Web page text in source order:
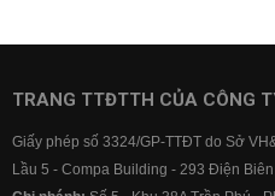
Lãi suất ngân hàng BIDV
Lãi suất ngân hàng
TRANG TTĐTTH CỦA CÔNG
Giấy phép số 3324/GP-TTĐT do Sở
Lầu 5 - Compa Building - 293 Điện